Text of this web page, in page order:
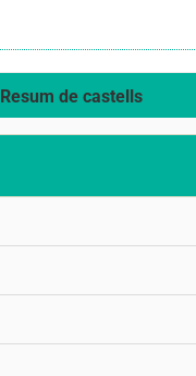
Resum de castells